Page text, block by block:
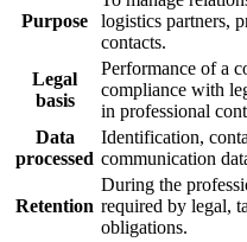
Purpose
logistics partners,
contacts.
Legal
basis
Performance of a
compliance with
in professional
Data
processed
Identification,
communication
Retention
During the
required by legal,
obligations.